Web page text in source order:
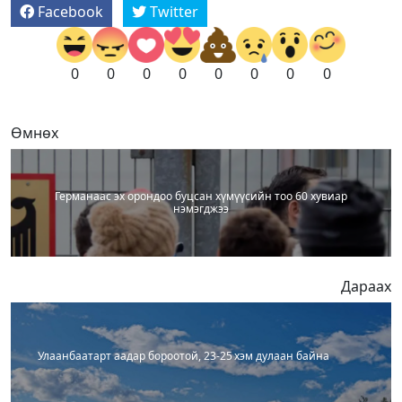
Facebook Twitter
0 0 0 0 0 0 0 0
Өмнөх
Германаас эх орондоо буцсан хүмүүсийн тоо 60 хувиар
нэмэгджээ
Дараах
Улаанбаатарт аадар бороотой, 23-25 хэм дулаан байна